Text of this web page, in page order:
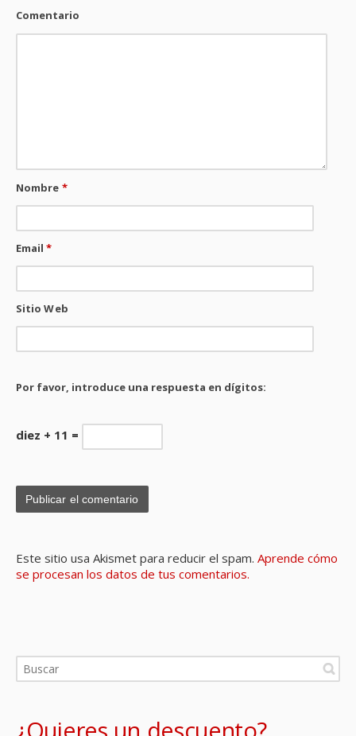
Comentario
Nombre *
Email*
Sitio Web
Por favor, introduce una respuesta en dígitos:
diez + 11 =
Este sitio usa Akismet para reducir el spam. Aprende cómo
se procesan los datos de tus comentarios.